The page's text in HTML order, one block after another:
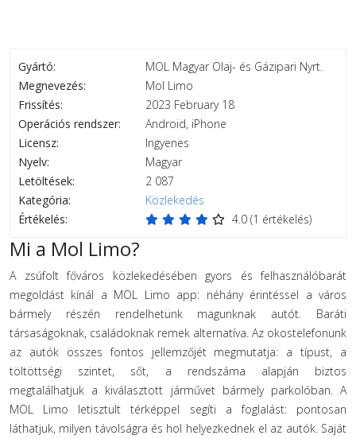
Gyártó:
MOL Magyar Olaj- és Gázipari Nyrt.
Megnevezés:
Mol Limo
Frissítés:
2023 February 18
Operációs rendszer:
Android, iPhone
Licensz:
Ingyenes
Nyelv:
Magyar
Letöltések:
2 087
Kategória:
Közlekedés
Értékelés:
4.0 (1 értékelés)
Mi a Mol Limo?
A zsúfolt főváros közlekedésében gyors és felhasználóbarát
megoldást kínál a MOL Limo app: néhány érintéssel a város
bármely részén rendelhetünk magunknak autót. Baráti
társaságoknak, családoknak remek alternatíva. Az okostelefonunk
az autók összes fontos jellemzőjét megmutatja: a típust, a
töltöttségi szintet, sőt, a rendszáma alapján biztos
megtalálhatjuk a kiválasztott járművet bármely parkolóban. A
MOL Limo letisztult térképpel segíti a foglalást: pontosan
láthatjuk, milyen távolságra és hol helyezkednek el az autók. Saját